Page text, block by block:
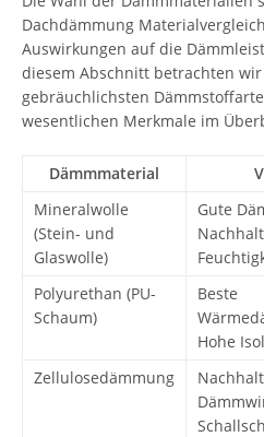
Dachdämmung
Auswirkungen auf die
diesem Abschnitt betrachten
gebräuchlichsten
wesentlichen Merkmale im
Dämmmaterial
Mineralwolle
(Stein- und
Glaswolle)
Gute
Polyurethan (PU-
Schaum)
Beste
Hohe
Zellulosedämmung